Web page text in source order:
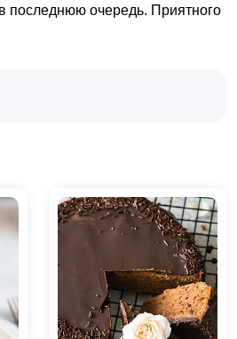
последнюю очередь. Приятного